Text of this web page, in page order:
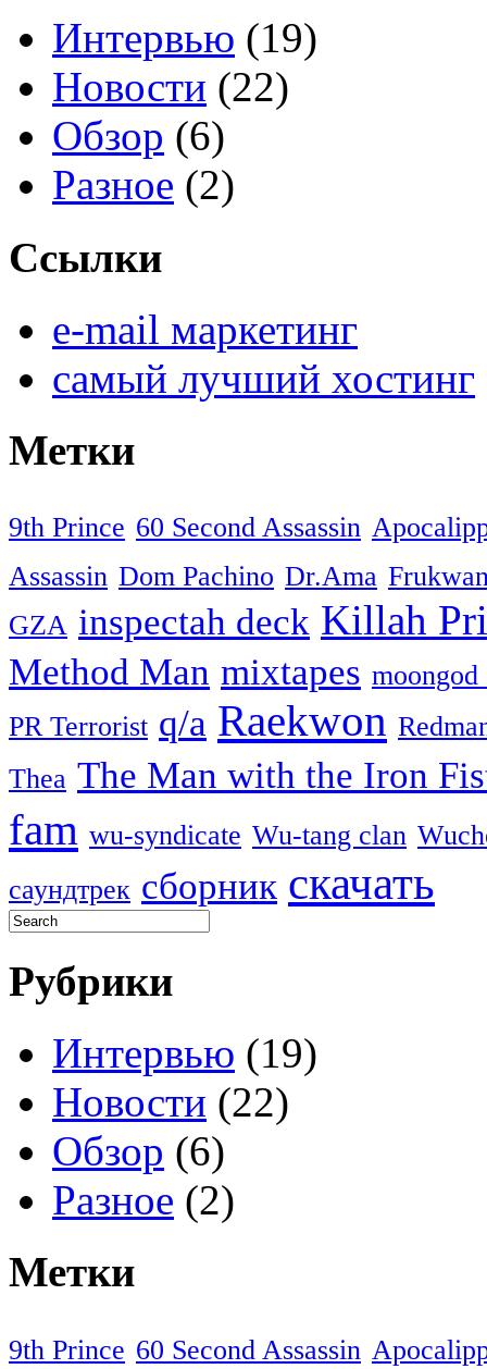
Интервью (19)
Новости (22)
Обзор (6)
Разное (2)
Ссылки
e-mail маркетинг
самый лучший хостинг
Метки
9th Prince 60 Second Assassin
Assassin Dom Pachino Dr.Ama
GZA inspectah deck Killah
Method Man mixtapes moongod
PR Terrorist q/a Raekwon
Thea The Man with the Iron
fam wu-syndicate Wu-tang clan
саундтрек сборник скачать
Рубрики
Интервью (19)
Новости (22)
Обзор (6)
Разное (2)
Метки
9th Prince 60 Second Assassin